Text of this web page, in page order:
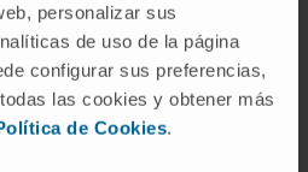
personalizar sus
de uso de la página
configurar sus preferencias,
las cookies y obtener más
de Cookies.